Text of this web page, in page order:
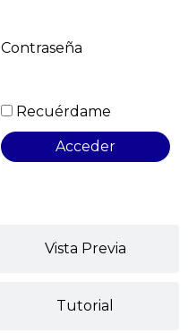
Vista Previa
Tutorial
Contraseña
Recuérdame